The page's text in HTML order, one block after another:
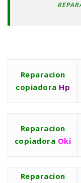
Reparacion
copiadora Hp
Reparacion
copiadora Oki
Reparacion